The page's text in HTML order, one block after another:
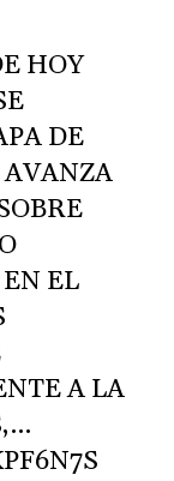
HOY
DE
AVANZA
EL
A LA